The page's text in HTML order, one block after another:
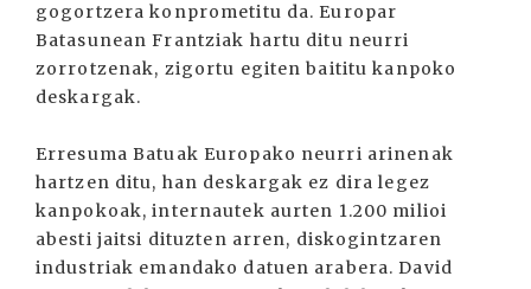
gogortzera konprometitu da. Europar
Batasunean Frantziak hartu ditu neurri
zorrotzenak, zigortu egiten baititu kanpoko
deskargak.
Erresuma Batuak Europako neurri arinenak
hartzen ditu, han deskargak ez dira legez
kanpokoak, internautek aurten 1.200 milioi
abesti jaitsi dituzten arren, diskogintzaren
industriak emandako datuen arabera. David